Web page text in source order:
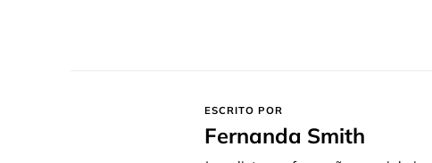
ESCRITO POR
Fernanda Smith